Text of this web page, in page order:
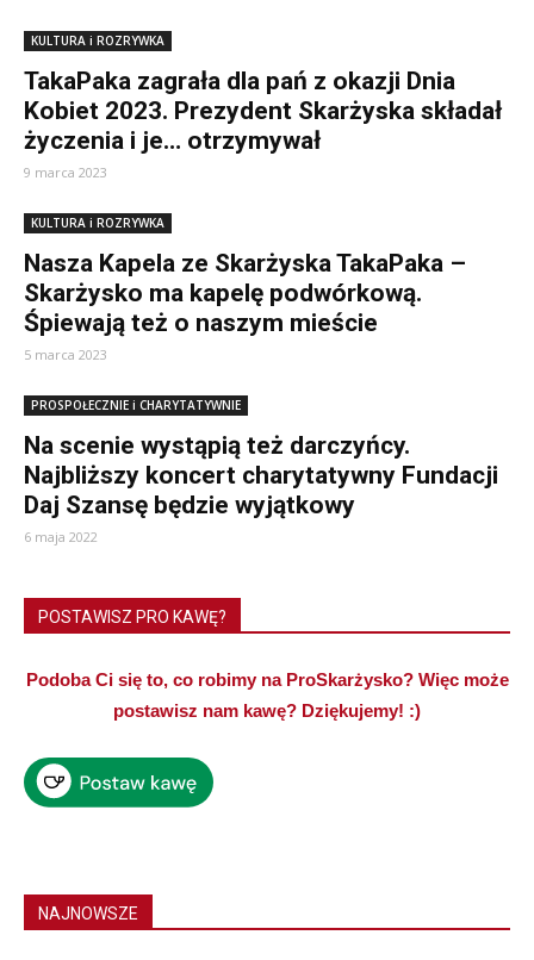
KULTURA i ROZRYWKA
TakaPaka zagrała dla pań z okazji Dnia
Kobiet 2023. Prezydent Skarżyska składał
życzenia i je… otrzymywał
9 marca 2023
KULTURA i ROZRYWKA
Nasza Kapela ze Skarżyska TakaPaka –
Skarżysko ma kapelę podwórkową.
Śpiewają też o naszym mieście
5 marca 2023
PROSPOŁECZNIE i CHARYTATYWNIE
Na scenie wystąpią też darczyńcy.
Najbliższy koncert charytatywny Fundacji
Daj Szansę będzie wyjątkowy
6 maja 2022
POSTAWISZ PRO KAWĘ?
Podoba Ci się to, co robimy na ProSkarżysko? Więc może
postawisz nam kawę? Dziękujemy! :)
NAJNOWSZE